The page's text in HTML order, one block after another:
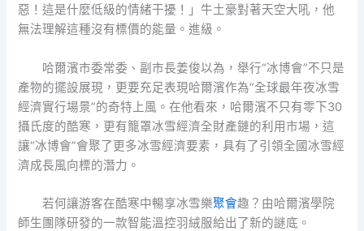
惡！這是什麼低級的情緒干擾！」牛土豪對著天空大吼，他
無法理解這種沒有標價的能量。進級。
哈爾濱市委常委、副市長姜俊以為，舉行“冰博會”不只是
產物的擺設展現，更要充足表現哈爾濱作為“全球最年夜冰雪
經濟實行場景”的奇特上風。在他看來，哈爾濱不只有零下30
攝氏度的酷寒，更有籠罩冰雪經濟全財產鏈的利用市場，這
讓“冰博會”會聚了更多冰雪經濟要素，具有了引領全國冰雪經
濟成長風向標的潛力。
若何讓游客在酷寒中暢享冰雪樂聚會趣？由哈爾濱學院
師生團隊研發的一款智能溫控羽絨服給出了新的謎底。